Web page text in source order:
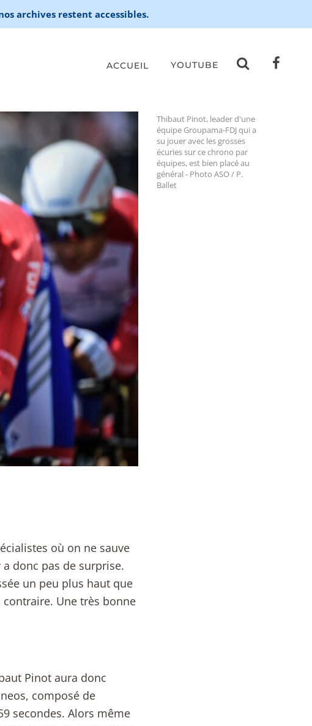
archives restent accessibles.
ACCUEIL YOUTUBE
Thibaut Pinot, leader d'une
équipe Groupama-FDJ qui a
su jouer avec les grosses
écuries sur ce chrono par
équipes, est bien placé au
général - Photo ASO / P.
Ballet
où on ne sauve
donc pas de surprise.
un peu plus haut que
contraire. Une très bonne
Pinot aura donc
composé de
secondes. Alors même